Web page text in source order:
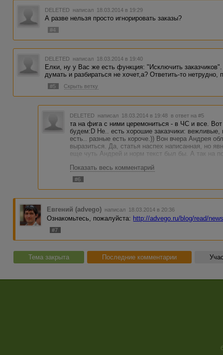
DELETED написал 18.03.2014 в 19:29
А разве нельзя просто игнорировать заказы?
#4
DELETED написал 18.03.2014 в 19:40
Елки, ну у Вас же есть функция: "Исключить
думать и разбираться не хочет,а? Ответить-то нетрудно,
#5 Скрыть ветку
DELETED написал 18.03.2014 в 19:48 в ответ на #5
та на фига с ними церемониться - в ЧС и все.
будем:D Не.. есть хорошие заказчики:
есть.. разные есть короче.)) Вон вчера Андрея
выразиться. Да, статья наспех написанная, но
еще чуть Андрей и норм текст был бы. А так на
Показать весь комментарий
#6
Евгений (advego) написал 18.03.2014 в 20:36
Ознакомьтесь, пожалуйста: http://advego.ru/blog/read/
#7
Тема закрыта Последние комментарии